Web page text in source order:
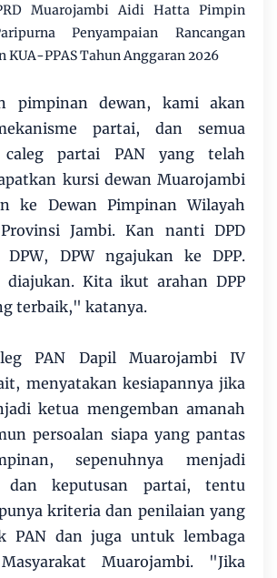
Muarojambi Aidi Hatta Pimpin
Penyampaian Rancangan
KUA-PPAS Tahun Anggaran 2026
pimpinan dewan, kami akan
partai, dan semua
caleg partai PAN yang telah
kursi dewan Muarojambi
ke Dewan Pimpinan Wilayah
Jambi. Kan nanti DPD
DPW ngajukan ke DPP.
diajukan. Kita ikut arahan DPP
terbaik," katanya.
PAN Dapil Muarojambi IV
menyatakan kesiapannya jika
ketua mengemban amanah
persoalan siapa yang pantas
sepenuhnya menjadi
dan keputusan partai, tentu
kriteria dan penilaian yang
PAN dan juga untuk lembaga
Muarojambi. "Jika